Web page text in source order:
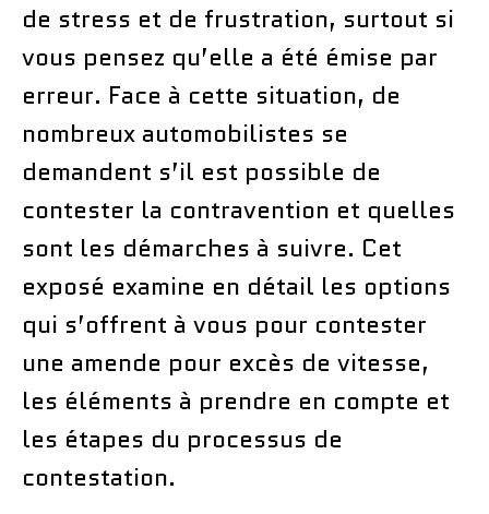
de stress et de frustration, surtout si
vous pensez qu’elle a été émise par
erreur. Face à cette situation, de
nombreux automobilistes se
demandent s’il est possible de
contester la contravention et quelles
sont les démarches à suivre. Cet
exposé examine en détail les options
qui s’offrent à vous pour contester
une amende pour excès de vitesse,
les éléments à prendre en compte et
les étapes du processus de
contestation.